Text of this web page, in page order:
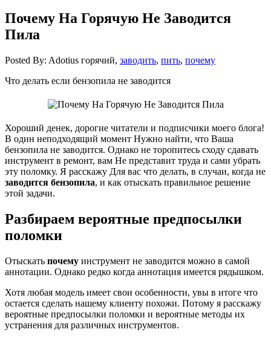
Почему На Горячую Не Заводится
Пила
Posted By: Adotius горячий, заводить, пить, почему
Что делать если бензопила не заводится
Хороший денек, дорогие читатели и подписчики моего блога!
В один неподходящий момент Нужно найти, что Ваша
бензопила не заводится. Однако не торопитесь сходу сдавать
инструмент в ремонт, вам Не представит труда и сами убрать
эту поломку. Я расскажу Для вас что делать, в случаи, когда не
заводится бензопила, и как отыскать правильное решение
этой задачи.
Разбираем вероятные предпосылки
поломки
Отыскать почему инструмент не заводится можно в самой
аннотации. Однако редко когда аннотация имеется рядышком.
Хотя любая модель имеет свои особенности, увы в итоге что
остается сделать нашему клиенту похожи. Потому я расскажу
вероятные предпосылки поломки и вероятные методы их
устранения для различных инструментов.